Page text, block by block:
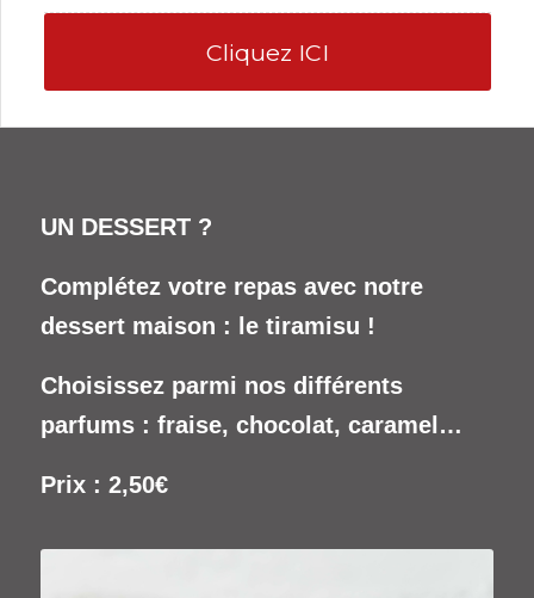
Cliquez ICI
UN DESSERT ?
Complétez votre repas avec notre
dessert maison : le tiramisu !
Choisissez parmi nos différents
parfums : fraise, chocolat, caramel…
Prix : 2,50€